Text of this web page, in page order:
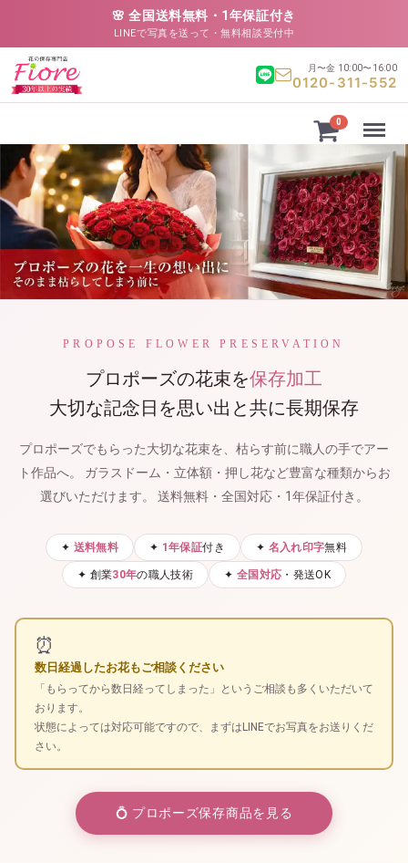
🌸 全国送料無料・1年保証付き
LINEで写真を送って・無料相談受付中
月〜金 10:00〜16:00
0120-311-552
0 Menu
PROPOSE FLOWER PRESERVATION
プロポーズの花束を保存加工
大切な記念日を思い出と共に長期保存
プロポーズでもらった大切な花束を、枯らす前に職人の手でアー
ト作品へ。
ガラスドーム・立体額・押し花など豊富な種類からお
選びいただけます。
送料無料・全国対応・1年保証付き。
✦ 送料無料 ✦ 1年保証付き ✦ 名入れ印字無料
✦ 創業30年の職人技術 ✦ 全国対応 ・発送OK
⏰
数日経過したお花もご相談ください
「もらってから数日経ってしまった」というご相談も多くいただいて
おります。
状態によっては対応可能ですので、まずはLINEでお写真をお送りくだ
さい。
💍 プロポーズ保存商品を見る